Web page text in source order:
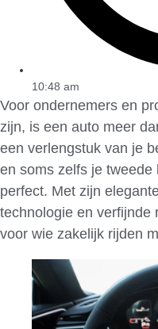
10:48 am
Voor ondernemers en
zijn, is een auto meer
een verlengstuk van je
en soms zelfs je tweede
perfect. Met zijn
technologie en verfijnde
voor wie zakelijk rijden